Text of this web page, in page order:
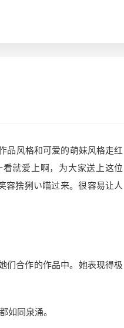
品风格和可爱的萌妹风格走红
就爱上啊，为大家送上这位
容猞猁い瞄过来。很容易让人
们合作的作品中。她表现得极
如同泉涌。